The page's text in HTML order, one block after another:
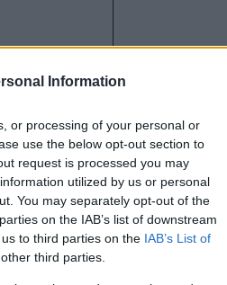
Information
or processing of your personal or
use the below opt-out section to
request is processed you may
utilized by us or personal
You may separately opt-out of the
on the IAB’s list of downstream
to third parties on the IAB’s List of
third parties.
en
Si no
defensa, ya
minutos».
de
el grupo y